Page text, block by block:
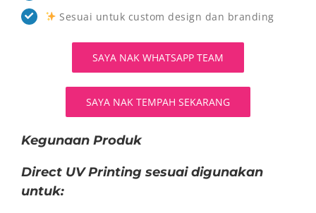
Sesuai untuk custom design dan branding
SAYA NAK WHATSAPP TEAM
SAYA NAK TEMPAH SEKARANG
Kegunaan Produk
Direct UV Printing sesuai digunakan
untuk: